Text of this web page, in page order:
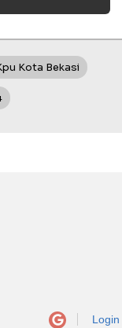
Kota Bekasi
Login